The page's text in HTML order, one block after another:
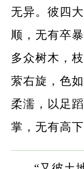
无异。彼四
顺，无有卒
多众树木，
萦右旋，色
柔濡，以足
掌，无有高下